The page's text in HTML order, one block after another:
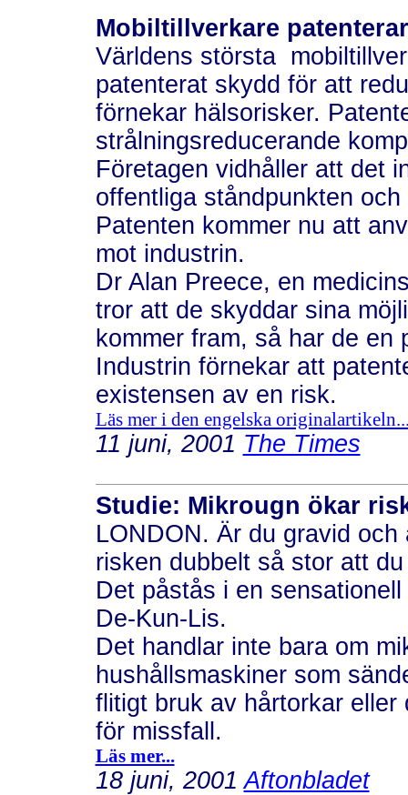
Mobiltillverkare
Världens största
patenterat skydd för att
förnekar hälsorisker.
strålningsreducerande
Företagen vidhåller att det
offentliga ståndpunkten
Patenten kommer nu att
mot industrin.
Dr Alan Preece, en
tror att de skyddar sina
kommer fram, så har de en
Industrin förnekar att
existensen av en risk.
Läs mer i den engelska
11 juni, 2001 The Times
Studie: Mikrougn ökar
LONDON. Är du gravid
risken dubbelt så stor att
Det påstås i en
De-Kun-Lis.
Det handlar inte bara om
hushållsmaskiner som
flitigt bruk av hårtorkar
för missfall.
Läs mer...
18 juni, 2001Aftonbladet